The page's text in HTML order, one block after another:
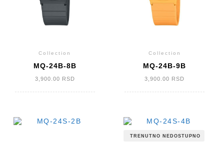
Collection
MQ-24B-8B
3,900.00 RSD
Collection
MQ-24B-9B
3,900.00 RSD
TRENUTNO NEDOSTUPNO